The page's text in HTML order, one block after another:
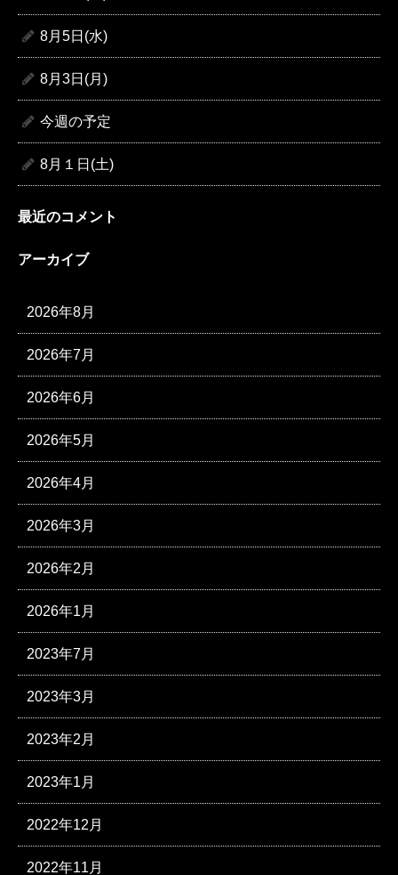
8月5日(水)
8月3日(月)
今週の予定
8月１日(土)
最近のコメント
アーカイブ
2026年8月
2026年7月
2026年6月
2026年5月
2026年4月
2026年3月
2026年2月
2026年1月
2023年7月
2023年3月
2023年2月
2023年1月
2022年12月
2022年11月